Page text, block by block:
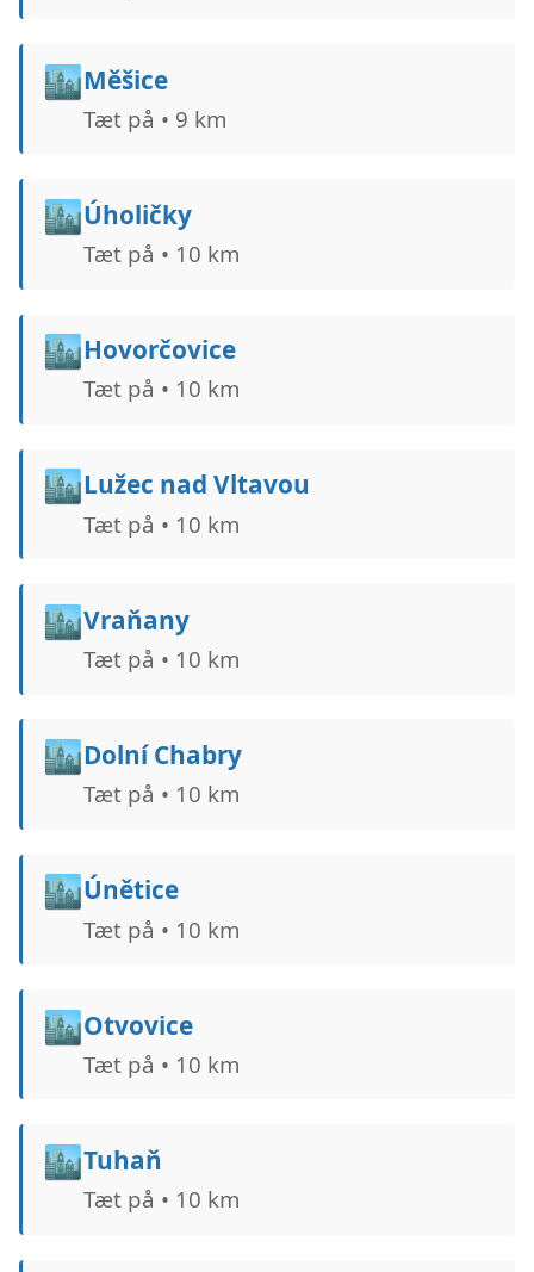
🏙️Měšice
Tæt på • 9 km
🏙️Úholičky
Tæt på • 10 km
🏙️Hovorčovice
Tæt på • 10 km
🏙️Lužec nad Vltavou
Tæt på • 10 km
🏙️Vraňany
Tæt på • 10 km
🏙️Dolní Chabry
Tæt på • 10 km
🏙️Únětice
Tæt på • 10 km
🏙️Otvovice
Tæt på • 10 km
🏙️Tuhaň
Tæt på • 10 km